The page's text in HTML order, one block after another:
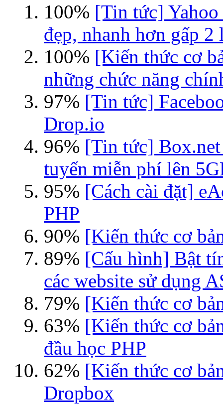
100% [Tin tức]
đẹp, nhanh hơn gấp 2
100% [Kiến thức cơ
những chức năng
97% [Tin tức]
Drop.io
96% [Tin tức]
tuyến miễn phí lên
95% [Cách cài đặt]
PHP
90% [Kiến thức cơ
89% [Cấu hình] Bật
các website sử dụng
79% [Kiến thức cơ
63% [Kiến thức cơ
đầu học PHP
62% [Kiến thức cơ
Dropbox